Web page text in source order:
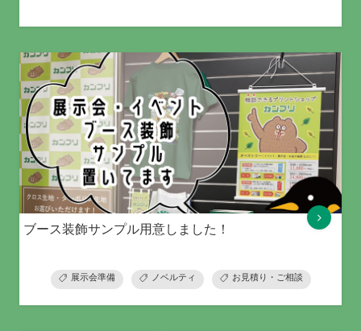
ブース装飾サンプル用意しました！
展示会準備 ノベルティ お見積り・ご相談